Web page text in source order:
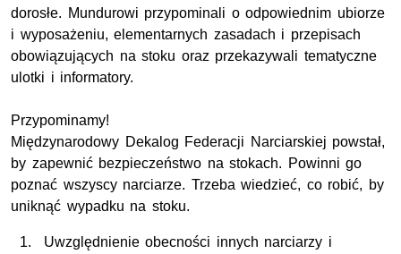
dorosłe. Mundurowi przypominali o odpowiednim ubiorze
i wyposażeniu, elementarnych zasadach i przepisach
obowiązujących na stoku oraz przekazywali tematyczne
ulotki i informatory.
Przypominamy!
Międzynarodowy Dekalog Federacji Narciarskiej powstał,
by zapewnić bezpieczeństwo na stokach. Powinni go
poznać wszyscy narciarze. Trzeba wiedzieć, co robić, by
uniknąć wypadku na stoku.
Uwzględnienie obecności innych narciarzy i